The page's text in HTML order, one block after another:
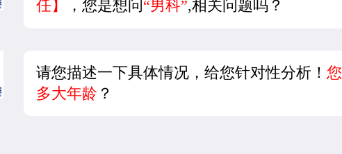
任】
，您是想问“男科”,相关问题吗？
请您描述一下具体情况，给您针对性分析！ 您
多大年龄 ？